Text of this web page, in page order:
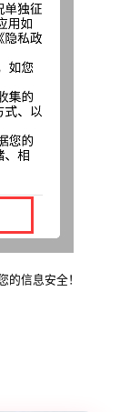
信息安全！